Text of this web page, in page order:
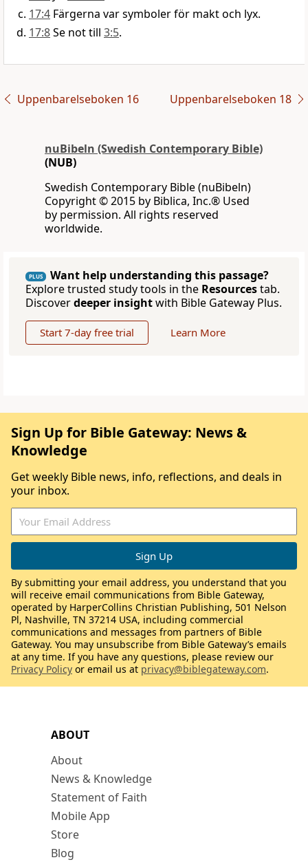
17:4 Färgerna var symboler för makt och lyx.
17:8Se not till 3:5.
Uppenbarelseboken 16 Uppenbarelseboken 18
nuBibeln (Swedish Contemporary Bible)
(NUB)
Swedish Contemporary Bible (nuBibeln)
Copyright © 2015 by Biblica, Inc.® Used
by permission. All rights reserved
worldwide.
PLUS
Want help understanding this passage?
Explore trusted study tools in the Resourcestab.
Discoverdeeper insightwith Bible Gateway Plus.
Start 7-day free trial Learn More
ABOUT
About
News & Knowledge
Statement of Faith
Mobile App
Store
Blog
Sign Up for Bible Gateway: News &
Knowledge
Get weekly Bible news, info, reflections, and deals in
your inbox.
By submitting your email address, you understand that you
will receive email communications from Bible Gateway,
operated by HarperCollins Christian Publishing, 501 Nelson
Pl, Nashville, TN 37214 USA, including commercial
communications and messages from partners of Bible
Gateway. You may unsubscribe from Bible Gateway’s emails
at any time. If you have any questions, please review our
Privacy Policy or email us at privacy@biblegateway.com.